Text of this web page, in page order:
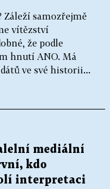
Záleží samozřejmě
vítězství
že podle
hnutí ANO. Má
ve své historii...
mediální
kdo
interpretaci